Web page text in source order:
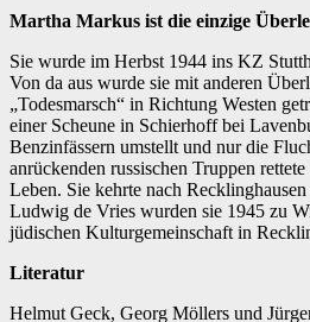
Martha Markus ist die einzige
Sie wurde im Herbst 1944 ins KZ
Von da aus wurde sie mit anderen
„Todesmarsch“ in Richtung Westen
einer Scheune in Schierhoff bei
Benzinfässern umstellt und nur die
anrückenden russischen Truppen
Leben. Sie kehrte nach
Ludwig de Vries wurden sie 1945 zu
jüdischen Kulturgemeinschaft in
Literatur
Helmut Geck, Georg Möllers und